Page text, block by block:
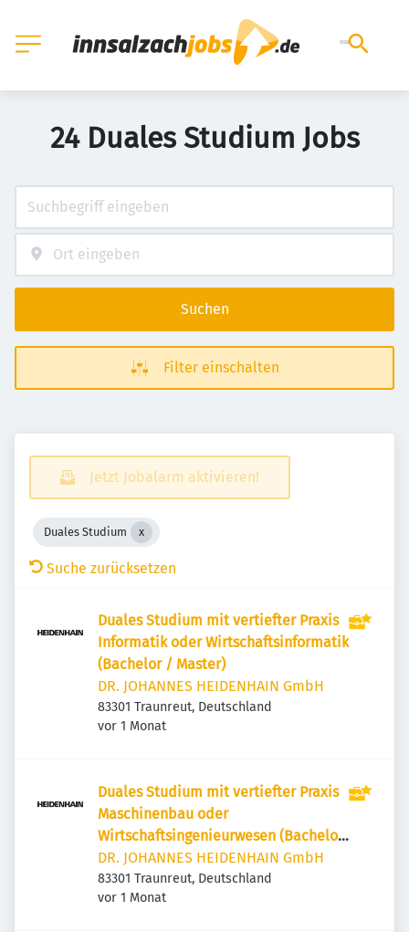
24 Duales Studium Jobs
Suchen
Filter einschalten
Jetzt Jobalarm aktivieren!
Duales Studium
Suche zurücksetzen
Duales Studium mit vertiefter Praxis
Informatik oder Wirtschaftsinformatik
(Bachelor / Master)
DR. JOHANNES HEIDENHAIN GmbH
83301 Traunreut, Deutschland
Veröffentlicht
vor 1 Monat
Duales Studium mit vertiefter Praxis
Maschinenbau oder
Wirtschaftsingenieurwesen (Bachelor
/ Master)
DR. JOHANNES HEIDENHAIN GmbH
83301 Traunreut, Deutschland
Veröffentlicht
vor 1 Monat